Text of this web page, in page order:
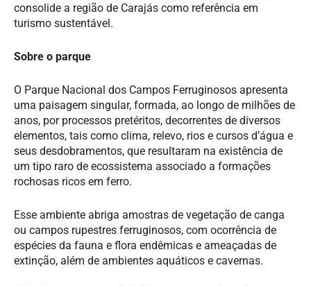
consolide a região de Carajás como referência em
turismo sustentável.
Sobre o parque
O Parque Nacional dos Campos Ferruginosos apresenta
uma paisagem singular, formada, ao longo de milhões de
anos, por processos pretéritos, decorrentes de diversos
elementos, tais como clima, relevo, rios e cursos d’água e
seus desdobramentos, que resultaram na existência de
um tipo raro de ecossistema associado a formações
rochosas ricos em ferro.
Esse ambiente abriga amostras de vegetação de canga
ou campos rupestres ferruginosos, com ocorrência de
espécies da fauna e flora endêmicas e ameaçadas de
extinção, além de ambientes aquáticos e cavernas.